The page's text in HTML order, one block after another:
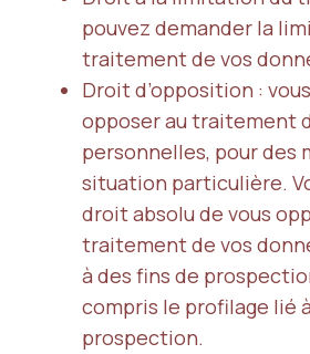
pouvez demander la
traitement de vos
Droit d’opposition :
opposer au traitement
personnelles, pour des
situation particulière.
droit absolu de vous
traitement de vos
à des fins de
compris le profilage lié
prospection.